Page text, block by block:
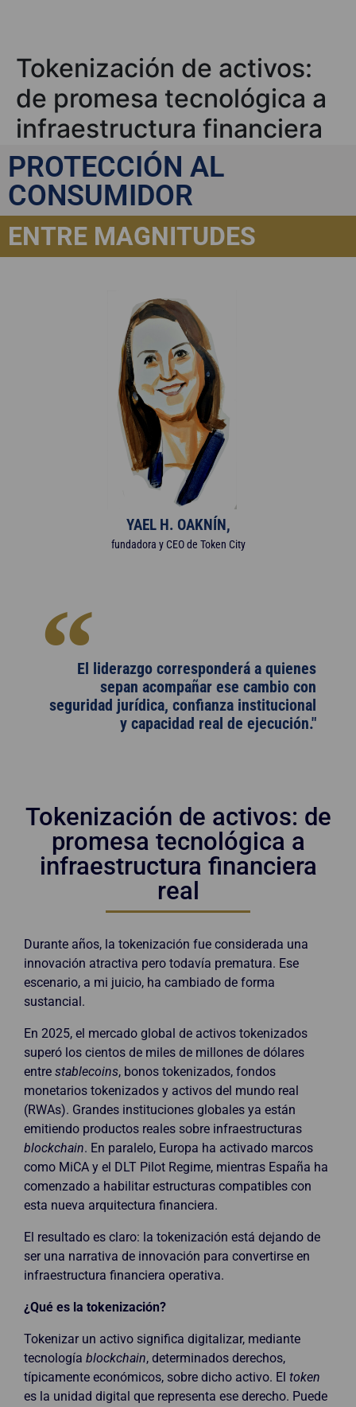
Tokenización de activos:
de promesa tecnológica a
infraestructura financiera
real, por Yael H. Oaknín
PROTECCIÓN AL
CONSUMIDOR
ENTRE MAGNITUDES
YAEL H. OAKNÍN,
fundadora y CEO de Token City
El liderazgo corresponderá a quienes
sepan acompañar ese cambio con
seguridad jurídica, confianza institucional
y capacidad real de ejecución."
Tokenización de activos: de
promesa tecnológica a
infraestructura financiera
real
Durante años, la tokenización fue considerada una
innovación atractiva pero todavía prematura. Ese
escenario, a mi juicio, ha cambiado de forma
sustancial.
En 2025, el mercado global de activos tokenizados
superó los cientos de miles de millones de dólares
entre stablecoins, bonos tokenizados, fondos
monetarios tokenizados y activos del mundo real
(RWAs). Grandes instituciones globales ya están
emitiendo productos reales sobre infraestructuras
blockchain. En paralelo, Europa ha activado marcos
como MiCA y el DLT Pilot Regime, mientras España ha
comenzado a habilitar estructuras compatibles con
esta nueva arquitectura financiera.
El resultado es claro: la tokenización está dejando de
ser una narrativa de innovación para convertirse en
infraestructura financiera operativa.
¿Qué es la tokenización?
Tokenizar un activo significa digitalizar, mediante
tecnología blockchain, determinados derechos,
típicamente económicos, sobre dicho activo. El token
es la unidad digital que representa ese derecho. Puede